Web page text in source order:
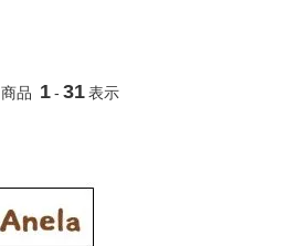
商品 1 - 31 表示